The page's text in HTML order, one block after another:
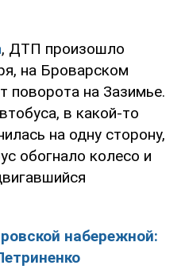
, ДТП произошло
на Броварском
поворота на Зазимье.
в какой-то
на одну сторону,
обогнало колесо и
набережной: